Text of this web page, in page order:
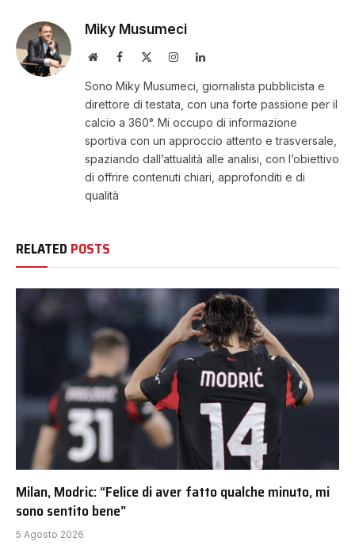
Miky Musumeci
WebsiteFacebook InstagramLinkedIn
Sono Miky Musumeci, giornalista pubblicista e
direttore di testata, con una forte passione per il
calcio a 360°. Mi occupo di informazione
sportiva con un approccio attento e trasversale,
spaziando dall’attualità alle analisi, con l’obiettivo
di offrire contenuti chiari, approfonditi e di
qualità
RELATED POSTS
Milan, Modric: “Felice di aver fatto qualche minuto, mi
sono sentito bene”
5 Agosto 2026